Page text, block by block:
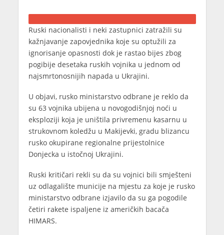
Ruski nacionalisti i neki zastupnici zatražili su
kažnjavanje zapovjednika koje su optužili za
ignorisanje opasnosti dok je rastao bijes zbog
pogibije desetaka ruskih vojnika u jednom od
najsmrtonosnijih napada u Ukrajini.
U objavi, rusko ministarstvo odbrane je reklo da
su 63 vojnika ubijena u novogodišnjoj noći u
eksploziji koja je uništila privremenu kasarnu u
strukovnom koledžu u Makijevki, gradu blizancu
rusko okupirane regionalne prijestolnice
Donjecka u istočnoj Ukrajini.
Ruski kritičari rekli su da su vojnici bili smješteni
uz odlagalište municije na mjestu za koje je rusko
ministarstvo odbrane izjavilo da su ga pogodile
četiri rakete ispaljene iz američkih bacača
HIMARS.